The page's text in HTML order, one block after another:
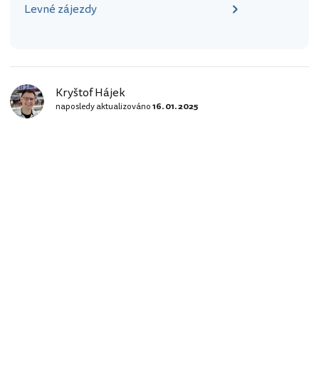
Levné zájezdy
Kryštof Hájek
naposledy aktualizováno16. 01. 2025